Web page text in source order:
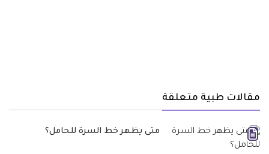
مقالات طبية متعلقة
متى يظهر خط السرة للحامل؟